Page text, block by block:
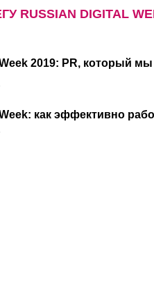
RUSSIAN DIGITAL
2019: PR, который
как эффективно